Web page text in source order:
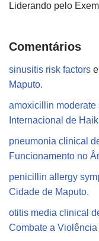
Liderando pelo
Comentários
sinusitis risk factors
Maputo.
amoxicillin moderate
Internacional de
pneumonia clinical
Funcionamento no
penicillin allergy
Cidade de Maputo.
otitis media clinical
Combate a